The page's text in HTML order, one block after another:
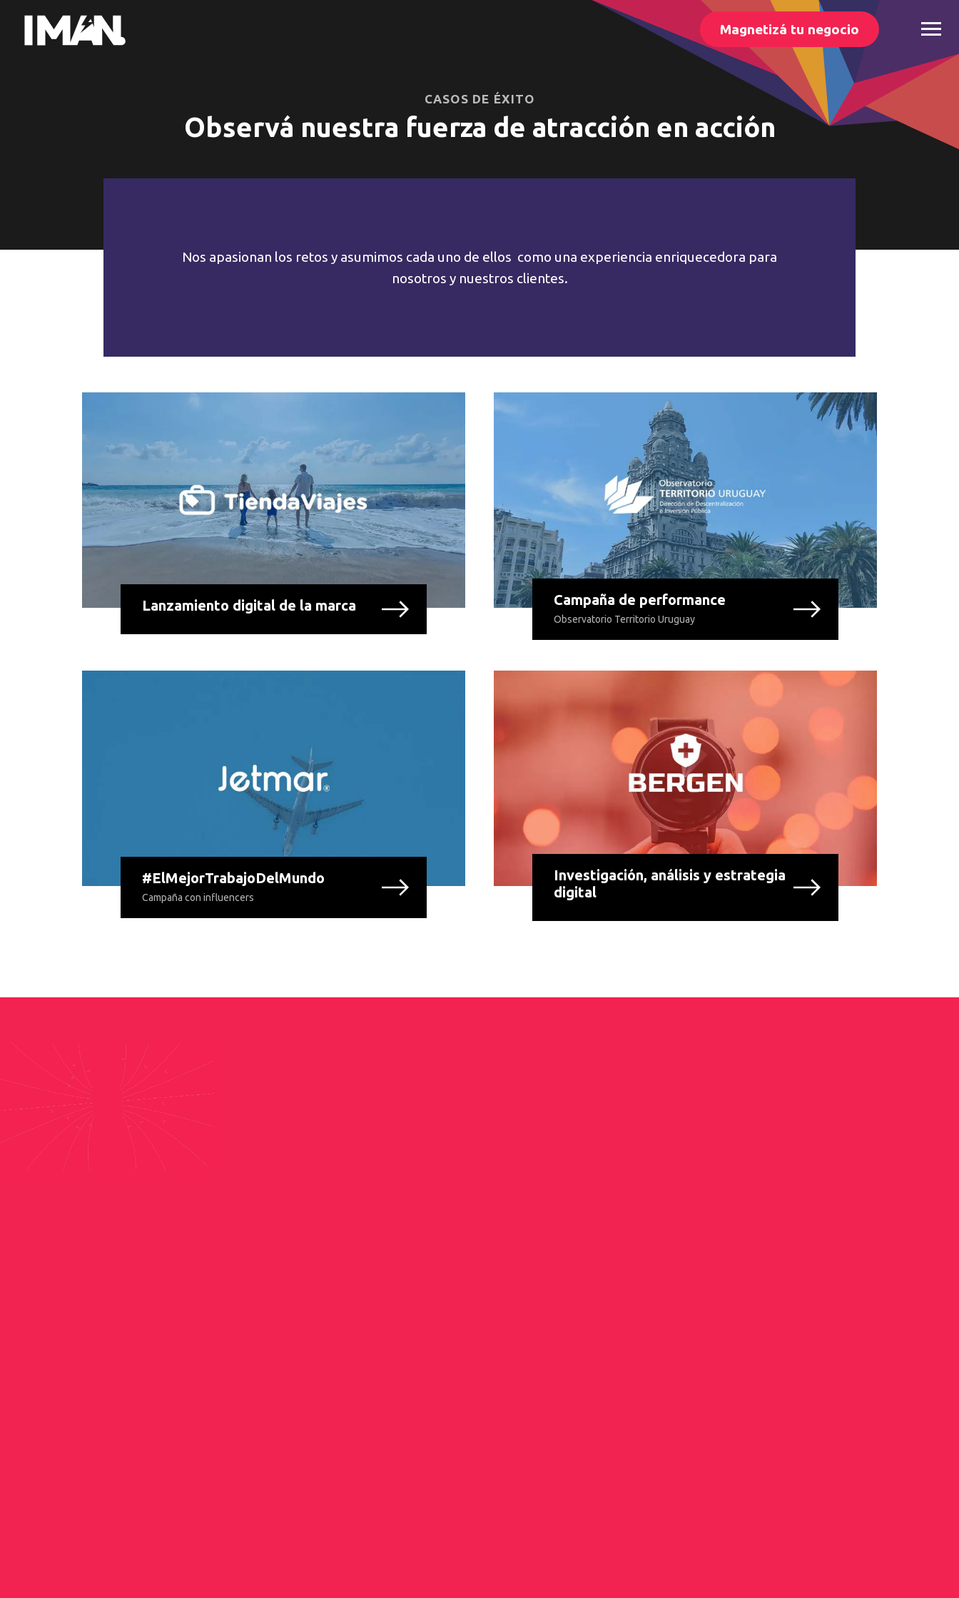
Magnetizá tu negocio
CASOS DE ÉXITO
Observá nuestra fuerza de atracción en acción
Nos apasionan los retos y asumimos cada uno de ellos como una experiencia enriquecedora para
nosotros y nuestros clientes.
Lanzamiento digital de la marca Campaña de performance
Observatorio Territorio Uruguay
#ElMejorTrabajoDelMundo
Campaña con influencers
Investigación, análisis y estrategia
digital